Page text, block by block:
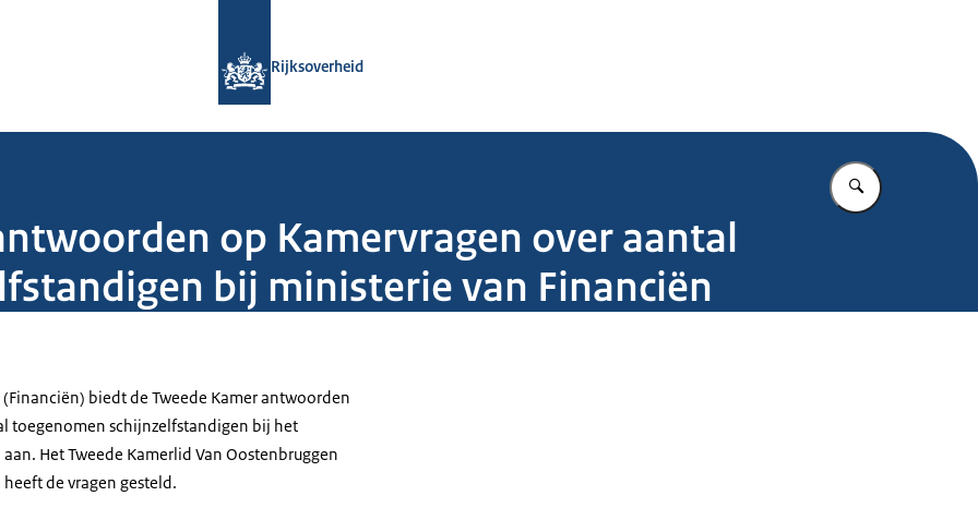
Rijksoverheid
Vul in wat u
op Kamervragen over aantal
bij ministerie van Financiën
biedt de Tweede Kamer antwoorden
toegenomen schijnzelfstandigen bij het
Het Tweede Kamerlid Van Oostenbruggen
de vragen gesteld.